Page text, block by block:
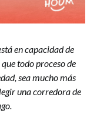
en capacidad de
todo proceso de
sea mucho más
una corredora de